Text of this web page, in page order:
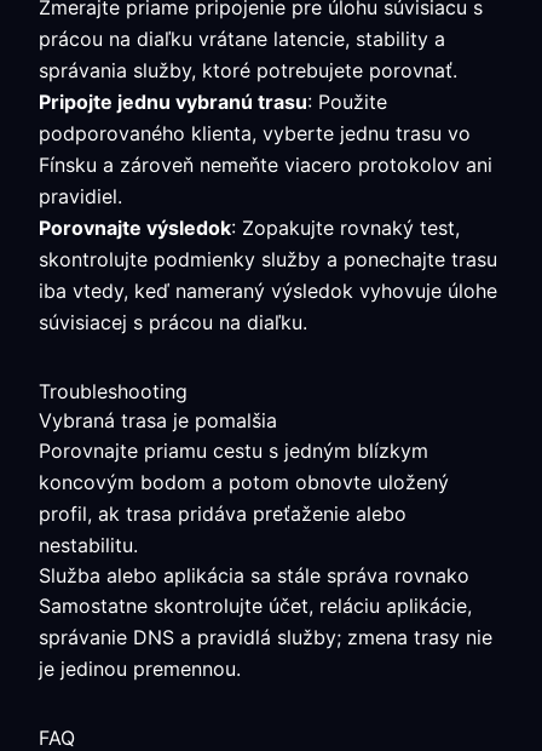
Zmerajte priame pripojenie pre úlohu súvisiacu s
prácou na diaľku vrátane latencie, stability a
správania služby, ktoré potrebujete porovnať.
Pripojte jednu vybranú trasu: Použite
podporovaného klienta, vyberte jednu trasu vo
Fínsku a zároveň nemeňte viacero protokolov ani
pravidiel.
Porovnajte výsledok: Zopakujte rovnaký test,
skontrolujte podmienky služby a ponechajte trasu
iba vtedy, keď nameraný výsledok vyhovuje úlohe
súvisiacej s prácou na diaľku.
Troubleshooting
Vybraná trasa je pomalšia
Porovnajte priamu cestu s jedným blízkym
koncovým bodom a potom obnovte uložený
profil, ak trasa pridáva preťaženie alebo
nestabilitu.
Služba alebo aplikácia sa stále správa rovnako
Samostatne skontrolujte účet, reláciu aplikácie,
správanie DNS a pravidlá služby; zmena trasy nie
je jedinou premennou.
FAQ